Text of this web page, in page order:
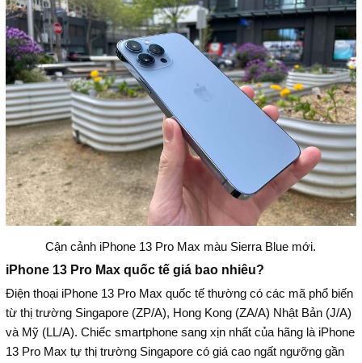
Cận cảnh iPhone 13 Pro Max màu Sierra Blue mới.
iPhone 13 Pro Max quốc tế giá bao nhiêu?
Điện thoại iPhone 13 Pro Max quốc tế thường có các mã phổ biến
từ thị trường Singapore (ZP/A), Hong Kong (ZA/A) Nhật Bản (J/A)
và Mỹ (LL/A). Chiếc smartphone sang xịn nhất của hãng là iPhone
13 Pro Max tự thị trường Singapore có giá cao ngất ngưỡng gần